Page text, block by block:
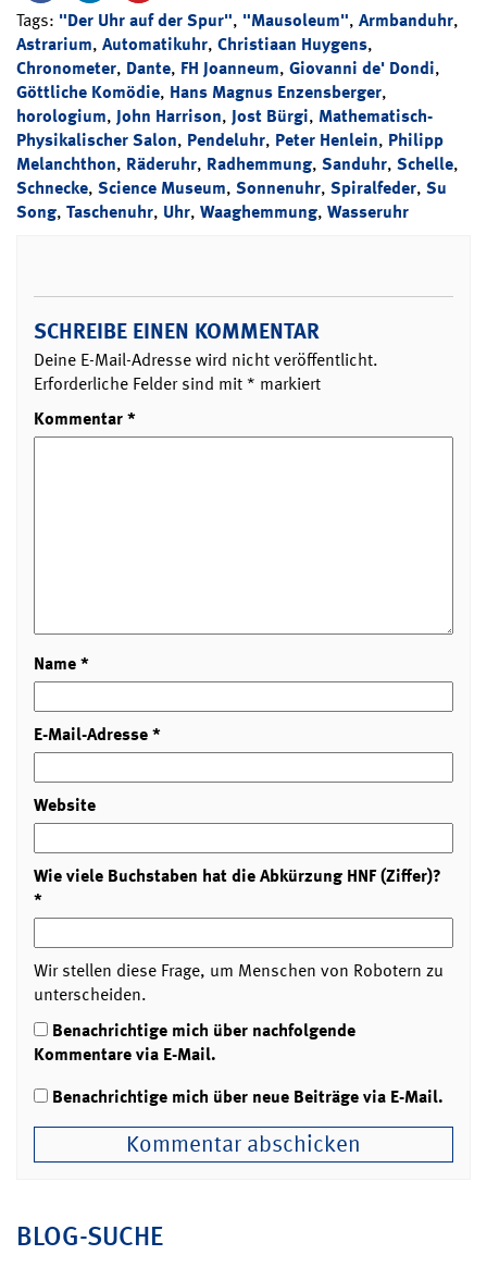
Tags: "Der Uhr auf der Spur", "Mausoleum", Armbanduhr,
Astrarium, Automatikuhr, Christiaan Huygens,
Chronometer, Dante, FH Joanneum, Giovanni de' Dondi,
Göttliche Komödie, Hans Magnus Enzensberger,
horologium, John Harrison, Jost Bürgi, Mathematisch-
Physikalischer Salon, Pendeluhr, Peter Henlein, Philipp
Melanchthon, Räderuhr, Radhemmung, Sanduhr, Schelle,
Schnecke, Science Museum, Sonnenuhr, Spiralfeder, Su
Song, Taschenuhr, Uhr, Waaghemmung, Wasseruhr
SCHREIBE EINEN KOMMENTAR
Deine E-Mail-Adresse wird nicht veröffentlicht.
Erforderliche Felder sind mit * markiert
Kommentar*
Name*
E-Mail-Adresse*
Website
Wie viele Buchstaben hat die Abkürzung HNF (Ziffer)?
*
Wir stellen diese Frage, um Menschen von Robotern zu
unterscheiden.
Benachrichtige mich über nachfolgende
Kommentare via E-Mail.
Benachrichtige mich über neue Beiträge via E-Mail.
BLOG-SUCHE